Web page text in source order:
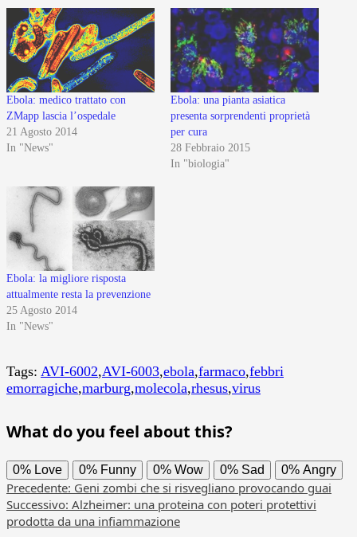
Ebola: medico trattato con
ZMapp lascia l’ospedale
21 Agosto 2014
In "News"
Ebola: una pianta asiatica
presenta sorprendenti proprietà
per cura
28 Febbraio 2015
In "biologia"
Ebola: la migliore risposta
attualmente resta la prevenzione
25 Agosto 2014
In "News"
Tags: AVI-6002,AVI-6003,ebola,farmaco,febbri
emorragiche,marburg,molecola,rhesus,virus
What do you feel about this?
0% Love 0% Funny 0% Wow 0% Sad 0% Angry
Navigazione
articolo
Precedente: Geni zombi che si risvegliano provocando guai
Successivo: Alzheimer: una proteina con poteri protettivi
prodotta da una infiammazione